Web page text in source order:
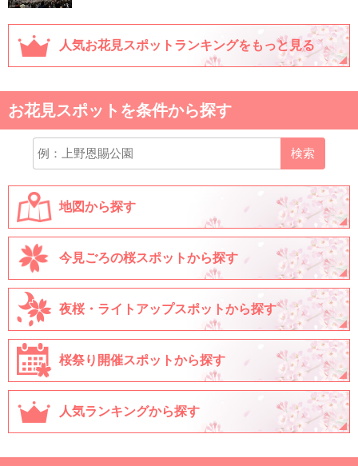
人気お花見スポットランキングをもっと見る
お花見スポットを条件から探す
検索
地図から探す
今見ごろの桜スポットから探す
夜桜・ライトアップスポットから探す
桜祭り開催スポットから探す
人気ランキングから探す